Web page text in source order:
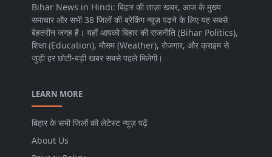
Bihar News in Hindi: बिहार की ताज़ा खबर, आज के मुख्य
समाचार और सभी 38 जिलों की ब्रेकिंग न्यूज़ पढ़ने के लिए यह सबसे
बेहतरीन जगह है। यहाँ आपको बिहार की राजनीति (Bihar Politics),
शिक्षा (Education), मौसम (Weather), रोजगार, और क्राइम से
जुड़ी हर छोटी-बड़ी खबर सबसे पहले मिलेगी।
LEARN MORE
बिहार के सभी जिलों की लेटेस्ट न्यूज़ पढ़ें
About Us